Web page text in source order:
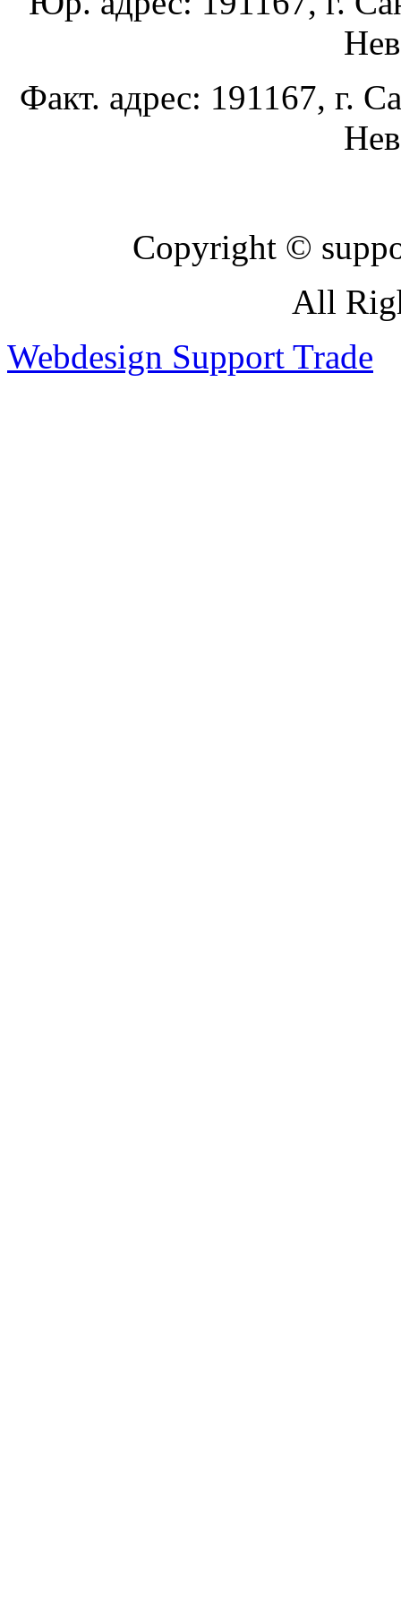
Факт. адрес: 191167, г.
Copyright ©
All
Webdesign Support Trade